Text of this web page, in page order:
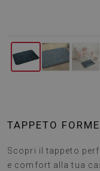
TAPPETO
Scopri il tappeto
e comfort alla tua